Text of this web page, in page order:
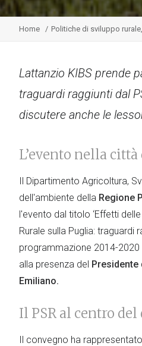
Home Politiche di sviluppo
Lattanzio KIBS prende
traguardi raggiunti dal
discutere anche le
L’evento nella
Il Dipartimento Agricoltura,
dell'ambiente della Regione
l'evento dal titolo ‘Effetti
Rurale sulla Puglia: traguardi
programmazione 2014-2020
alla presenza del Presidente
Emiliano.
Il PSR al centro
Il convegno ha